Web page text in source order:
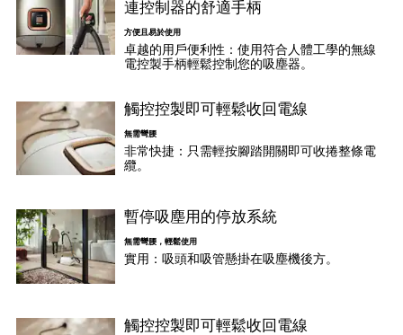
連控制器的舒適手柄
方便且易於使用
卓越的用戶便利性：使用符合人體工學的無線
電控製手柄輕鬆控制您的吸塵器。
觸控控製即可輕鬆收回電線
無需彎腰
非常快捷：只需輕按腳踏開關即可收捲整條電
纜。
暫停吸塵用的停放系統
無需彎腰，輕鬆使用
實用：吸頭和吸管懸掛在吸塵機後方。
觸控控製即可輕鬆收回電線